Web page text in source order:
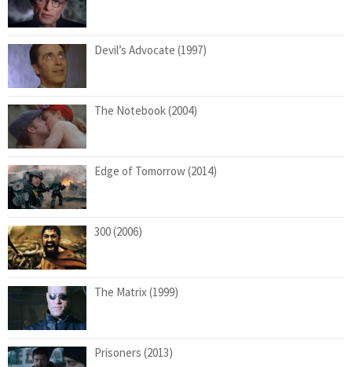
Devil’s Advocate (1997)
The Notebook (2004)
Edge of Tomorrow (2014)
300 (2006)
The Matrix (1999)
Prisoners (2013)